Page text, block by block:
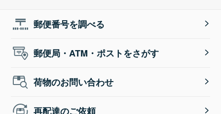
郵便番号を調べる
郵便局・ATM・ポストをさがす
荷物のお問い合わせ
再配達のご依頼